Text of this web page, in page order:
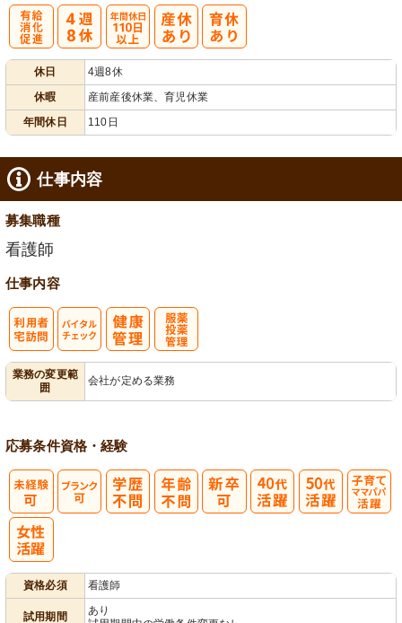
休日
4週8休
休暇
産前産後休業、育児休業
年間休日
110日
仕事内容
募集職種
看護師
仕事内容
業務の変更範
囲
会社が定める業務
応募条件資格・経験
資格必須 看護師
試用期間
あり